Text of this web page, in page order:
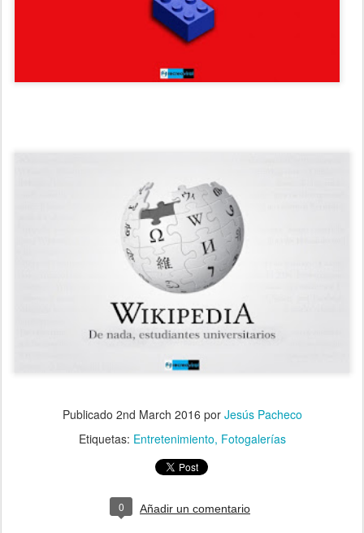
Publicado 2nd March 2016 por Jesús Pacheco
Etiquetas: Entretenimiento Fotogalerías
0 Añadir un comentario